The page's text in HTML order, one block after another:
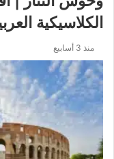
الكلاسيكية
منذ 3 أسابيع